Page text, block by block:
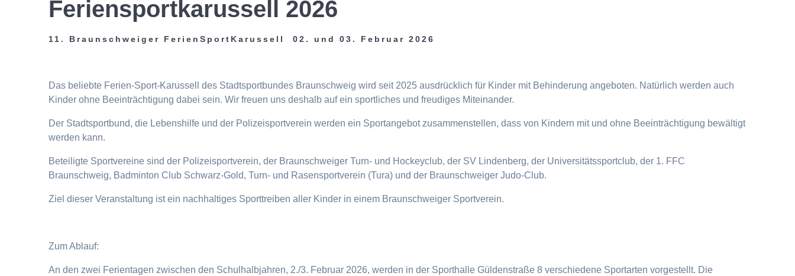
Feriensportkarussell 2026
11. Braunschweiger FerienSportKarussell 02. und 03. Februar 2026
Das beliebte Ferien-Sport-Karussell des Stadtsportbundes Braunschweig wird seit 2025 ausdrücklich für Kinder mit Behinderung angeboten. Natürlich werden auch
Kinder ohne Beeinträchtigung dabei sein. Wir freuen uns deshalb auf ein sportliches und freudiges Miteinander.
Der Stadtsportbund, die Lebenshilfe und der Polizeisportverein werden ein Sportangebot zusammenstellen, dass von Kindern mit und ohne Beeinträchtigung bewältigt
werden kann.
Beteiligte Sportvereine sind der Polizeisportverein, der Braunschweiger Turn- und Hockeyclub, der SV Lindenberg, der Universitätssportclub, der 1. FFC
Braunschweig, Badminton Club Schwarz-Gold, Turn- und Rasensportverein (Tura) und der Braunschweiger Judo-Club.
Ziel dieser Veranstaltung ist ein nachhaltiges Sporttreiben aller Kinder in einem Braunschweiger Sportverein.
Zum Ablauf:
An den zwei Ferientagen zwischen den Schulhalbjahren, 2./3. Februar 2026, werden in der Sporthalle Güldenstraße 8 verschiedene Sportarten vorgestellt. Die